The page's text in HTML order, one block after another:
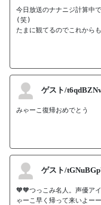
今日放送のナナニジ計算中
(笑)
たまに観てるのでこれか
ゲスト/
みゃーこ復帰おめでとう
ゲスト/
🧡🧡つっこみ名人。声優ア
ゃーこ早く帰って来いよー